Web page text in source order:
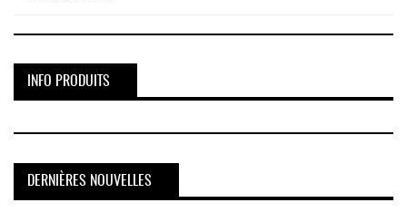
INFO PRODUITS
DERNIÈRES NOUVELLES